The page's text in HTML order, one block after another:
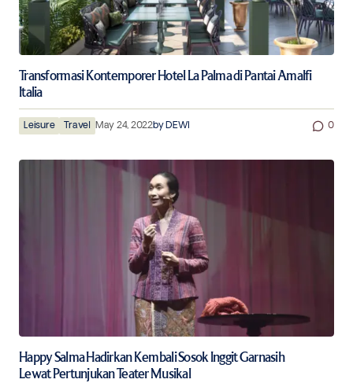
Transformasi Kontemporer Hotel La Palma di Pantai Amalfi
Italia
Leisure Travel May 24, 2022byDEWI 0
Happy Salma Hadirkan Kembali Sosok Inggit Garnasih
Lewat Pertunjukan Teater Musikal